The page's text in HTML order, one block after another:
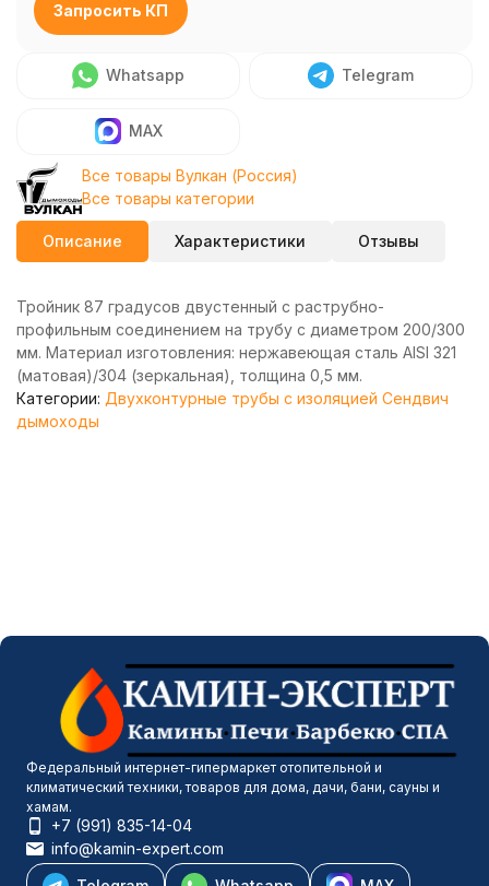
Запросить КП
Whatsapp Telegram
MAX
Все товары Вулкан (Россия)
Все товары категории
Описание Характеристики Отзывы
Тройник 87 градусов двустенный с раструбно-
профильным соединением на трубу с диаметром 200/300
мм. Материал изготовления: нержавеющая сталь AISI 321
(матовая)/304 (зеркальная), толщина 0,5 мм.
Категории: Двухконтурные трубы с изоляцией Сендвич
дымоходы
Федеральный интернет-гипермаркет отопительной и
климатический техники, товаров для дома, дачи, бани, сауны и
хамам.
+7 (991) 835-14-04
info@kamin-expert.com